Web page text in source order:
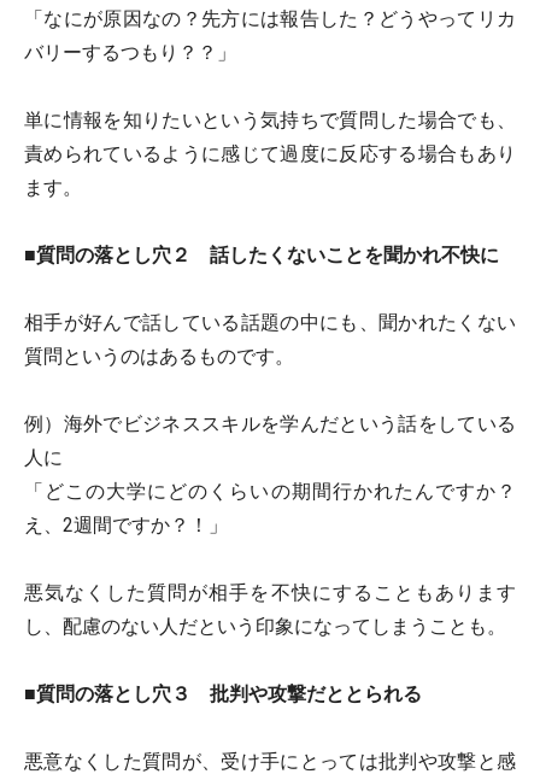
「なにが原因なの？先方には報告した？どうやってリカ
バリーするつもり？？」
単に情報を知りたいという気持ちで質問した場合でも、
責められているように感じて過度に反応する場合もあり
ます。
■質問の落とし穴２ 話したくないことを聞かれ不快に
相手が好んで話している話題の中にも、聞かれたくない
質問というのはあるものです。
例）海外でビジネススキルを学んだという話をしている
人に
「どこの大学にどのくらいの期間行かれたんですか？
え、2週間ですか？！」
悪気なくした質問が相手を不快にすることもあります
し、配慮のない人だという印象になってしまうことも。
■質問の落とし穴３ 批判や攻撃だととられる
悪意なくした質問が、受け手にとっては批判や攻撃と感